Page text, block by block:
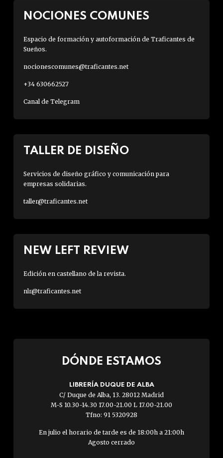
NOCIONES COMUNES
Espacio de formación y autoformación de Traficantes de
Sueños.
nocionescomunes@traficantes.net
+34 630662527
Canal de Telegram
TALLER DE DISEÑO
Servicios de diseño gráfico y comunicación para
empresas solidarias.
taller@traficantes.net
NEW LEFT REVIEW
Edición en castellano de la revista.
nlr@traficantes.net
DÓNDE ESTAMOS
LIBRERÍA DUQUE DE ALBA
C/ Duque de Alba, 13. 28012 Madrid
M-S 10.30-14.30 17.00-21.00 L 17.00-21.00
Tfno: 91 5320928
En julio el horario de tarde es de 18:00h a 21:00h
Agosto cerrado